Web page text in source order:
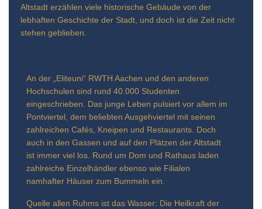
Altstadt erzählen viele historische Gebäude von der
lebhaften Geschichte der Stadt, und doch ist die Zeit nicht
stehen geblieben.
An der „Eliteuni“ RWTH Aachen und den anderen
Hochschulen sind rund 40.000 Studenten
eingeschrieben. Das junge Leben pulsiert vor allem im
Pontviertel, dem beliebten Ausgehviertel mit seinen
zahlreichen Cafés, Kneipen und Restaurants. Doch
auch in den Gassen und auf den Plätzen der Altstadt
ist immer viel los. Rund um Dom und Rathaus laden
zahlreiche Einzelhändler ebenso wie Filialen
namhafter Häuser zum Bummeln ein.
Quelle allen Ruhms ist das Wasser: Die Heilkraft der